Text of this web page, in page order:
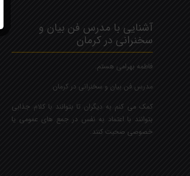
آشنایی با مدرس فن بیان و
سخنرانی در کرمان
فاطمه بهرامی هستم.
مدرس فن بیان و سخنرانی در کرمان
کمک می کنم به دیگران تا بتوانند با کلام جذابی
بتوانند با اعتماد به نفس در جمع های عمومی یا
خصوصی صحبت کنند.